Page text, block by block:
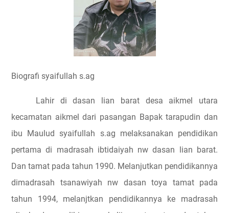
Biografi syaifullah s.ag
Lahir di dasan lian barat desa aikmel utara
kecamatan aikmel dari pasangan Bapak tarapudin dan
ibu Maulud syaifullah s.ag melaksanakan pendidikan
pertama di madrasah ibtidaiyah nw dasan lian barat.
Dan tamat pada tahun 1990. Melanjutkan pendidikannya
dimadrasah tsanawiyah nw dasan toya tamat pada
tahun 1994, melanjtkan pendidikannya ke madrasah